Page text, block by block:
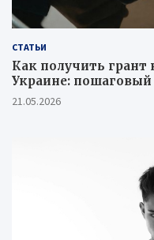
СТАТЬИ
Как получить грант
Украине: пошаговый
21.05.2026